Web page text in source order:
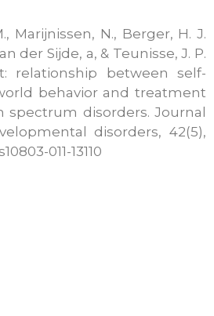
Marijnissen, N., Berger, H. J.
der Sijde, a, & Teunisse, J. P.
relationship between self-
behavior and treatment
disorders. Journal
disorders, 42(5),
011-13110